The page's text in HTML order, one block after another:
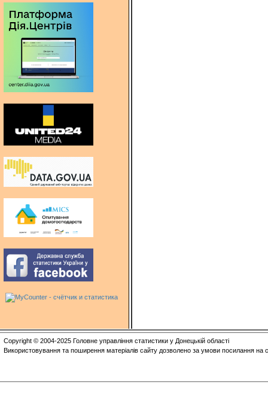
Copyright © 2004-2025 Головне управління статистики у Донецькій області
Використовування та поширення матеріалів сайту дозволено за умови посилання на